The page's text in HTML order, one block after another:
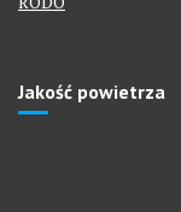
Jakość powietrza